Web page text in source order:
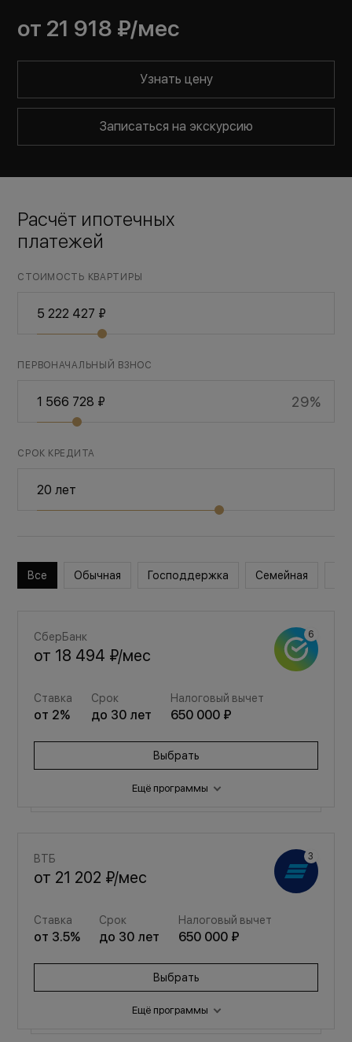
от 21 918 ₽/мес
Узнать цену
Записаться на экскурсию
Расчёт ипотечных
платежей
СТОИМОСТЬ КВАРТИРЫ
ПЕРВОНАЧАЛЬНЫЙ ВЗНОС
29%
СРОК КРЕДИТА
Все Обычная Господдержка Семейная
СберБанк
от 18 494 ₽/мес
Ставка
от 2%
Срок
до 30 лет
Налоговый вычет
650 000 ₽
Выбрать
Ещё программы
от24 763 ₽/мес
от3.5% до30 650 000 ₽
Выбрать
ВТБ
от 21 202 ₽/мес
Ставка
от 3.5%
Срок
до 30 лет
Налоговый вычет
650 000 ₽
Выбрать
Ещё программы